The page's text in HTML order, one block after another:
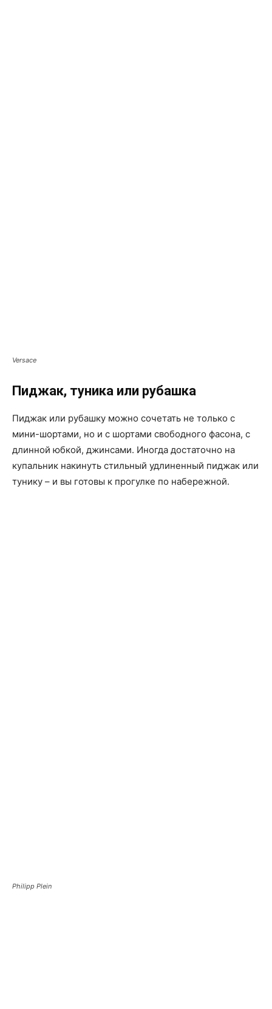
Versace
Пиджак, туника или рубашка
Пиджак или рубашку можно сочетать не только с
мини-шортами, но и с шортами свободного фасона, с
длинной юбкой, джинсами. Иногда достаточно на
купальник накинуть стильный удлиненный пиджак или
тунику – и вы готовы к прогулке по набережной.
Philipp Plein